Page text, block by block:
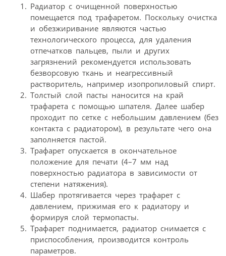
Радиатор с очищенной поверхностью
помещается под трафаретом. Поскольку очистка
и обезжиривание являются частью
технологического процесса, для удаления
отпечатков пальцев, пыли и других
загрязнений рекомендуется использовать
безворсовую ткань и неагрессивный
растворитель, например изопропиловый спирт.
Толстый слой пасты наносится на край
трафарета с помощью шпателя. Далее шабер
проходит по сетке с небольшим давлением (без
контакта с радиатором), в результате чего она
заполняется пастой.
Трафарет опускается в окончательное
положение для печати (4–7 мм над
поверхностью радиатора в зависимости от
степени натяжения).
Шабер протягивается через трафарет с
давлением, прижимая его к радиатору и
формируя слой термопасты.
Трафарет поднимается, радиатор снимается с
приспособления, производится контроль
параметров.